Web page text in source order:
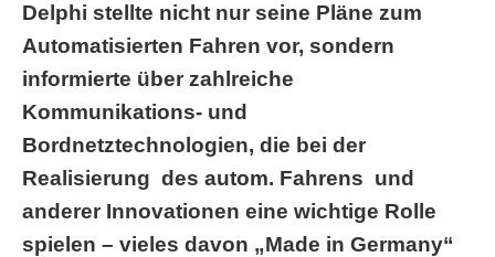
Delphi stellte nicht nur seine Pläne zum
Automatisierten Fahren vor, sondern
informierte über zahlreiche
Kommunikations- und
Bordnetztechnologien, die bei der
Realisierung des autom. Fahrens und
anderer Innovationen eine wichtige Rolle
spielen – vieles davon „Made in Germany“